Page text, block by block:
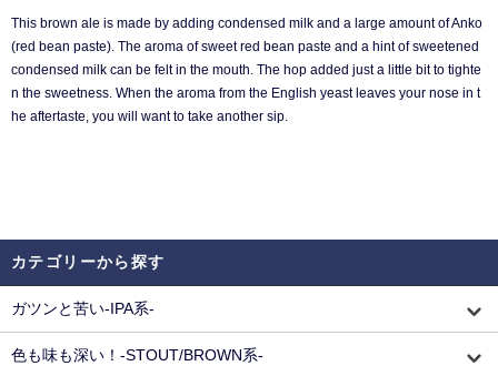
This brown ale is made by adding condensed milk and a large amount of Anko
(red bean paste). The aroma of sweet red bean paste and a hint of sweetened
condensed milk can be felt in the mouth. The hop added just a little bit to tighte
n the sweetness. When the aroma from the English yeast leaves your nose in t
he aftertaste, you will want to take another sip.
カテゴリーから探す
ガツンと苦い-IPA系-
色も味も深い！-STOUT/BROWN系-